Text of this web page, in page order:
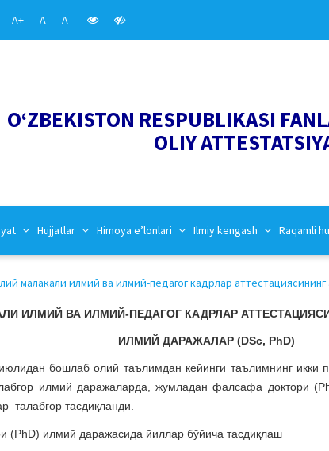
A+ A A-
O‘ZBEKISTON RESPUBLIKASI
OLIY
Hujjatlar Himoya e’lonlari Ilmiy kengash Raqamli
малакали илмий ва илмий-педагог кадрлар
ИЛМИЙ ВА ИЛМИЙ-ПЕДАГОГ КАДРЛАР
ИЛМИЙ ДАРАЖАЛАР (DSc, PhD)
бошлаб олий таълимдан кейинги таълимнинг икки
илмий даражаларда, жумладан фалсафа доктори
талабгор тасдиқланди.